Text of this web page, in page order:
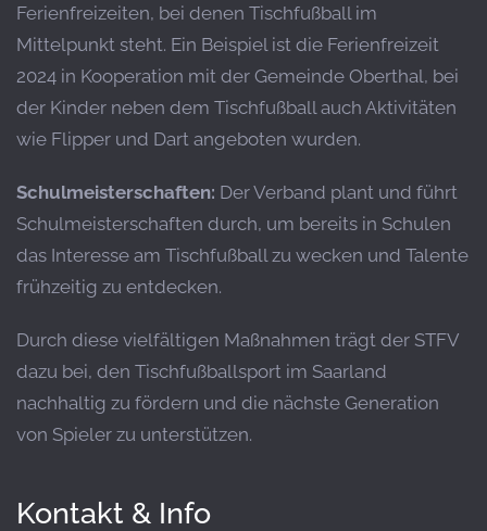
Ferienfreizeiten, bei denen Tischfußball im
Mittelpunkt steht. Ein Beispiel ist die Ferienfreizeit
2024 in Kooperation mit der Gemeinde Oberthal, bei
der Kinder neben dem Tischfußball auch Aktivitäten
wie Flipper und Dart angeboten wurden.
Schulmeisterschaften: Der Verband plant und führt
Schulmeisterschaften durch, um bereits in Schulen
das Interesse am Tischfußball zu wecken und Talente
frühzeitig zu entdecken.
Durch diese vielfältigen Maßnahmen trägt der STFV
dazu bei, den Tischfußballsport im Saarland
nachhaltig zu fördern und die nächste Generation
von Spieler zu unterstützen.
Kontakt & Info